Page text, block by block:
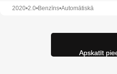
2020•2.0•Benzīns•Automātiskā